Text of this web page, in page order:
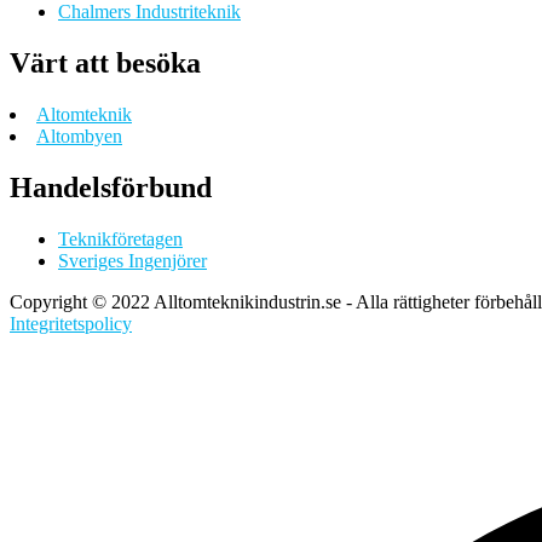
Chalmers Industriteknik
Värt att besöka
Altomteknik
Altombyen
Handelsförbund
Teknikföretagen
Sveriges Ingenjörer
Copyright © 2022 Alltomteknikindustrin.se - Alla rättigheter
Integritetspolicy